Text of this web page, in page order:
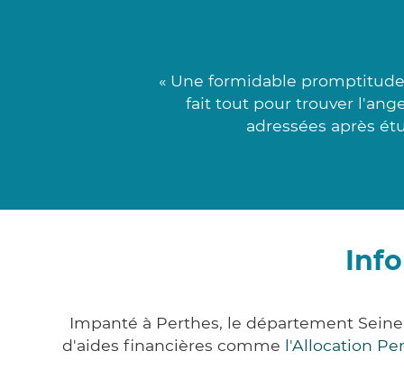
« Une formidable
fait tout pour trouver
adressées après
Impanté à Perthes, le département
d'aides financières comme l'Allocation